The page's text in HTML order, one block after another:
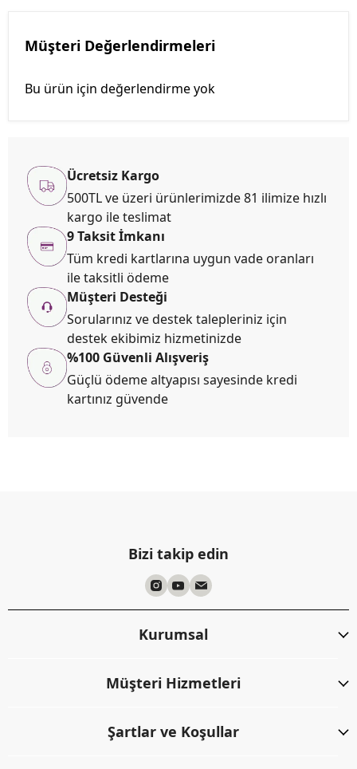
Müşteri Değerlendirmeleri
Bu ürün için değerlendirme yok
Ücretsiz Kargo
500TL ve üzeri ürünlerimizde 81 ilimize hızlı
kargo ile teslimat
9 Taksit İmkanı
Tüm kredi kartlarına uygun vade oranları
ile taksitli ödeme
Müşteri Desteği
Sorularınız ve destek talepleriniz için
destek ekibimiz hizmetinizde
%100 Güvenli Alışveriş
Güçlü ödeme altyapısı sayesinde kredi
kartınız güvende
Bizi takip edin
Kurumsal
Müşteri Hizmetleri
Şartlar ve Koşullar